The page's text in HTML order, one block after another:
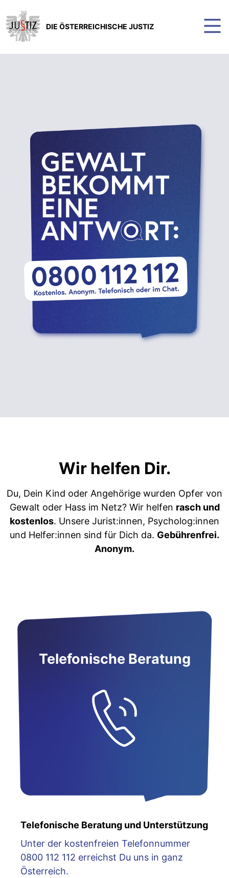
DIE ÖSTERREICHISCHE JUSTIZ
Wir helfen Dir.
Du, Dein Kind oder Angehörige wurden Opfer von
Gewalt oder Hass im Netz? Wir helfen rasch und
kostenlos. Unsere Jurist:innen, Psycholog:innen
und Helfer:innen sind für Dich da. Gebührenfrei.
Anonym.
Telefonische Beratung
Telefonische Beratung und Unterstützung
Unter der kostenfreien Telefonnummer
0800 112 112 erreichst Du uns in ganz
Österreich.